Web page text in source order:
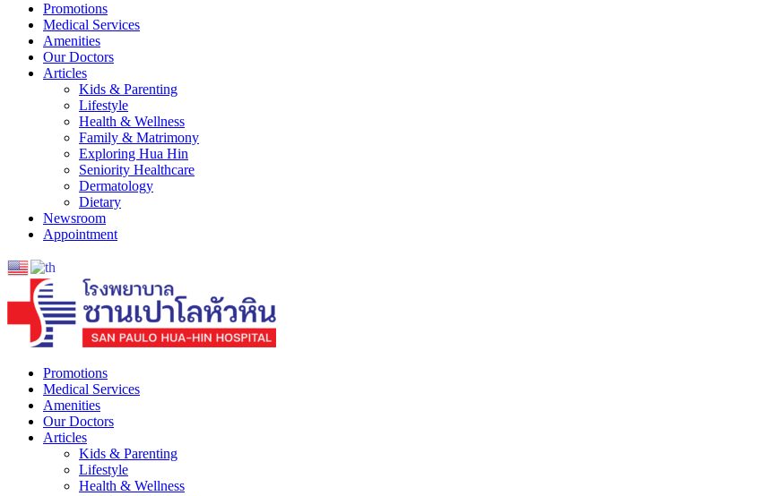
Promotions
Medical Services
Amenities
Our Doctors
Articles
Kids & Parenting
Lifestyle
Health & Wellness
Family & Matrimony
Exploring Hua Hin
Seniority Healthcare
Dermatology
Dietary
Newsroom
Appointment
Promotions
Medical Services
Amenities
Our Doctors
Articles
Kids & Parenting
Lifestyle
Health & Wellness